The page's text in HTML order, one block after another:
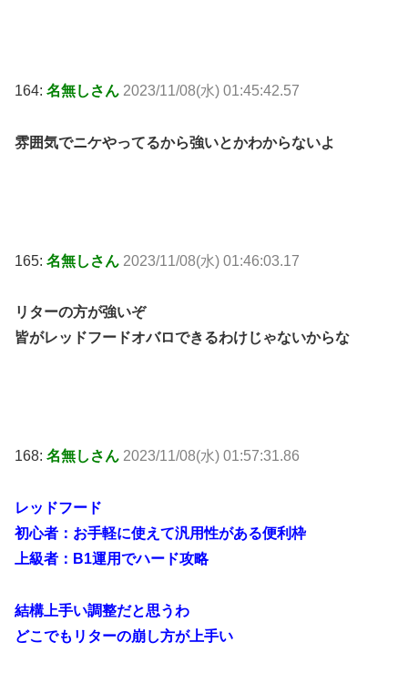
164: 名無しさん 2023/11/08(水) 01:45:42.57
雰囲気でニケやってるから強いとかわからないよ
165: 名無しさん 2023/11/08(水) 01:46:03.17
リターの方が強いぞ
皆がレッドフードオバロできるわけじゃないからな
168: 名無しさん 2023/11/08(水) 01:57:31.86
レッドフード
初心者：お手軽に使えて汎用性がある便利枠
上級者：B1運用でハード攻略
結構上手い調整だと思うわ
どこでもリターの崩し方が上手い